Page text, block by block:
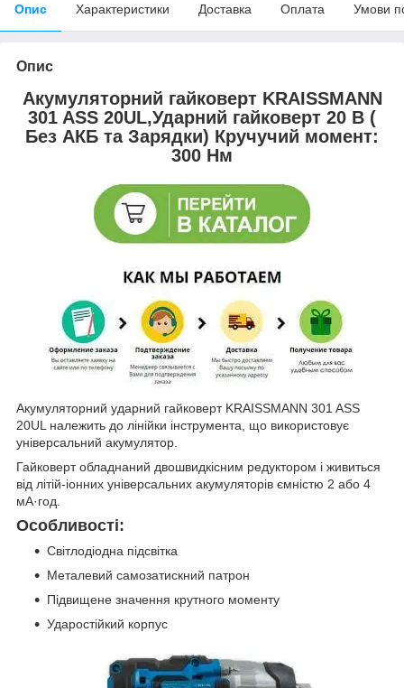
Опис Характеристики Доставка Оплата Умови
Опис
Акумуляторний гайковерт KRAISSMANN
301 ASS 20UL,Ударний гайковерт 20 В (
Без АКБ та Зарядки) Кручучий момент:
300 Нм
Акумуляторний ударний гайковерт KRAISSMANN 301 ASS
20UL належить до лінійки інструмента, що використовує
універсальний акумулятор.
Гайковерт обладнаний двошвидкісним редуктором і живиться
від літій-іонних універсальних акумуляторів ємністю 2 або 4
мА·год.
Особливості:
Світлодіодна підсвітка
Металевий самозатискний патрон
Підвищене значення крутного моменту
Ударостійкий корпус